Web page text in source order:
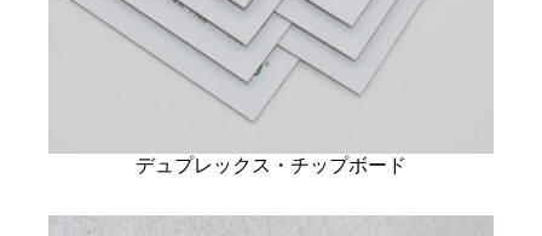
デュプレックス・チップボード